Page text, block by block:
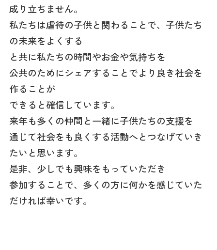
成り立ちません。
私たちは虐待の子供と関わることで、子供たち
の未来をよくする
と共に私たちの時間やお金や気持ちを
公共のためにシェアすることでより良き社会を
作ることが
できると確信しています。
来年も多くの仲間と一緒に子供たちの支援を
通じて社会をも良くする活動へとつなげていき
たいと思います。
是非、少しでも興味をもっていただき
参加することで、多くの方に何かを感じていた
だければ幸いです。